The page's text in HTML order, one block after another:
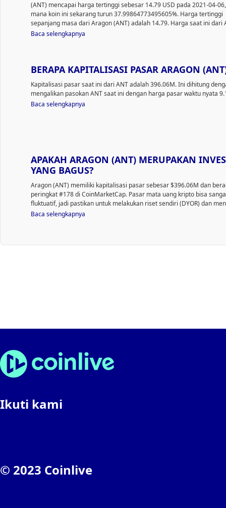
(ANT) mencapai harga tertinggi sebesar 14.79 USD pada 2021-04-
mana koin ini sekarang turun 37.99864773495605%. Harga tertinggi
sepanjang masa dari Aragon (ANT) adalah 14.79. Harga saat ini dari
turun 37.99864773495605% dari harga tertingginya.
Baca selengkapnya
BERAPA KAPITALISASI PASAR ARAGON
Kapitalisasi pasar saat ini dari ANT adalah 396.06M. Ini dihitung
mengalikan pasokan ANT saat ini dengan harga pasar waktu nyata
Baca selengkapnya
APAKAH ARAGON (ANT) MERUPAKAN
YANG BAGUS?
Aragon (ANT) memiliki kapitalisasi pasar sebesar $396.06M dan
peringkat #178 di CoinMarketCap. Pasar mata uang kripto bisa
fluktuatif, jadi pastikan untuk melakukan riset sendiri (DYOR) dan
toleransi risiko Anda. Selain itu, analisis tren dan pola harga Aragon
Baca selengkapnya
Ikuti kami
© 2023 Coinlive